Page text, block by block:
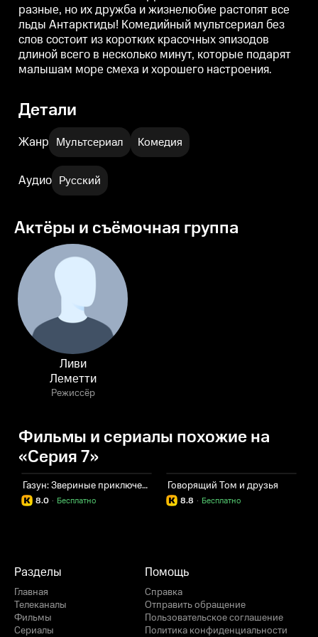
разные, но их дружба и жизнелюбие растопят все
льды Антарктиды! Комедийный мультсериал без
слов состоит из коротких красочных эпизодов
длиной всего в несколько минут, которые подарят
малышам море смеха и хорошего настроения.
Детали
Жанр Мультсериал Комедия
Аудио Русский
Актёры и съёмочная группа
Ливи
Леметти
Режиссёр
Фильмы и сериалы похожие на
«Серия 7»
Газун: Звериные приключения
8.0 Бесплатно
·
Говорящий Том и друзья
8.8 Бесплатно
·
Разделы
Главная
Телеканалы
Фильмы
Сериалы
Помощь
Справка
Отправить обращение
Пользовательское соглашение
Политика конфиденциальности